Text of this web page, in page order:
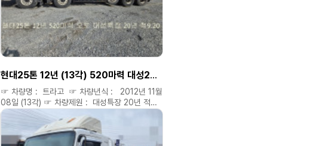
정직으로 최선을 다하겠습니다 ** 위탁차량은
소정의 소개비 별도 있습니다 ** ▷▶
경신중고특장차 대표 공공식 ▷▶ 홈페이지 :
kmiro.kr ▷▶ 네이버 블로그 : 8949.kmiro.kr
▷▶ 다 음 블로그 : 4989.kmiro.kr ☎ 연락처 :
010 6470 8949 ☎ ( 차량가격 확인은
홈페이지에서만 가능합니다. )
현대25톤 12년 (13각) 520마력 대성20년 적 9.20 앞축 셀프로더
☞ 차량명 : 트라고 ☞ 차량년식 : 2012년 11월
08일 (13각) ☞ 차량제원 : 대성특장 20년 적
9.20 앞축 ☞ 주행거리 : 72만키로 ☞ 옵션 :
현대25톤 12년 520마력 오토 대성특장 20년 적
9.20앞축 셀프로더 ☞ 차량가격 : 6800만 ◈
구입자금(운영자금) 저금리캐피탈 할부도